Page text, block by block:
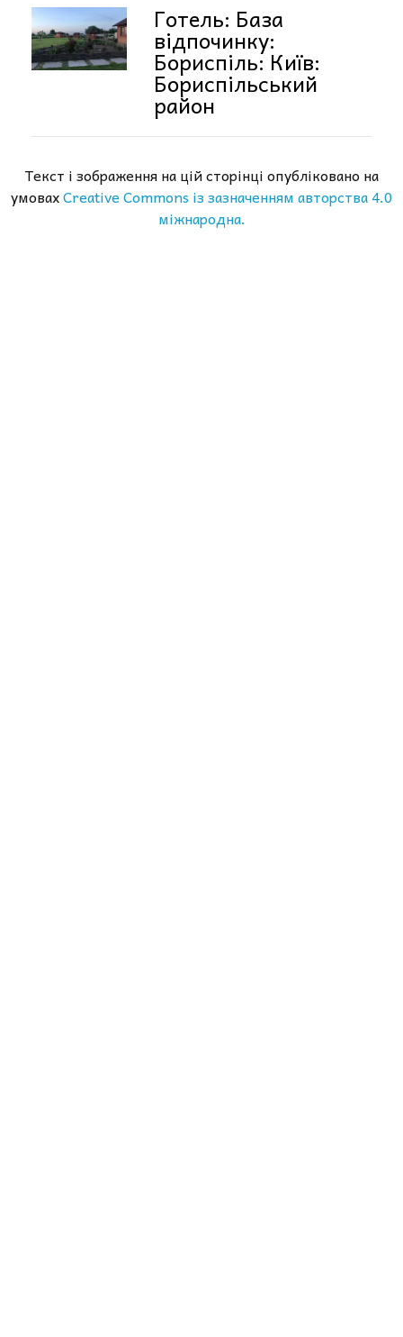
Готель: База
відпочинку:
Бориспіль: Київ:
Бориспільський
район
Текст і зображення на цій сторінці опубліковано на
умовахCreative Commons із зазначенням авторства 4.0
міжнародна.